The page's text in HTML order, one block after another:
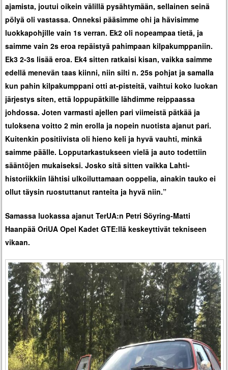
ajamista, joutui oikein välillä pysähtymään, sellainen seinä
pölyä oli vastassa. Onneksi pääsimme ohi ja hävisimme
luokkapohjille vain 1s verran. Ek2 oli nopeampaa tietä, ja
saimme vain 2s eroa repäistyä pahimpaan kilpakumppaniin.
Ek3 2-3s lisää eroa. Ek4 sitten ratkaisi kisan, vaikka saimme
edellä menevän taas kiinni, niin silti n. 25s pohjat ja samalla
kun pahin kilpakumppani otti at-pisteitä, vaihtui koko luokan
järjestys siten, että loppupätkille lähdimme reippaassa
johdossa. Joten varmasti ajellen pari viimeistä pätkää ja
tuloksena voitto 2 min erolla ja nopein nuotista ajanut pari.
Kuitenkin positiivista oli hieno keli ja hyvä vauhti, minkä
saimme päälle. Lopputarkastukseen vielä ja auto todettiin
sääntöjen mukaiseksi. Josko sitä sitten vaikka Lahti-
historiikkiin lähtisi ulkoiluttamaan ooppelia, ainakin tauko ei
ollut täysin ruostuttanut ranteita ja hyvä niin.”
Samassa luokassa ajanut TerUA:n Petri Söyring-Matti
Haanpää OriUA Opel Kadet GTE:llä keskeyttivät tekniseen
vikaan.